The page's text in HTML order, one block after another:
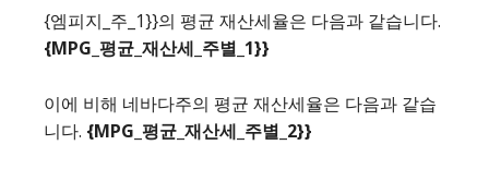
{엠피지_주_1}}의 평균 재산세율은 다음과 같습니다.
{MPG_평균_재산세_주별_1}}
이에 비해 네바다주의 평균 재산세율은 다음과 같습
니다. {MPG_평균_재산세_주별_2}}